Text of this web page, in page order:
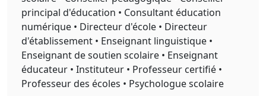
principal d'éducation • Consultant éducation
numérique • Directeur d'école • Directeur
d'établissement • Enseignant linguistique •
Enseignant de soutien scolaire • Enseignant
éducateur • Instituteur • Professeur certifié •
Professeur des écoles • Psychologue scolaire